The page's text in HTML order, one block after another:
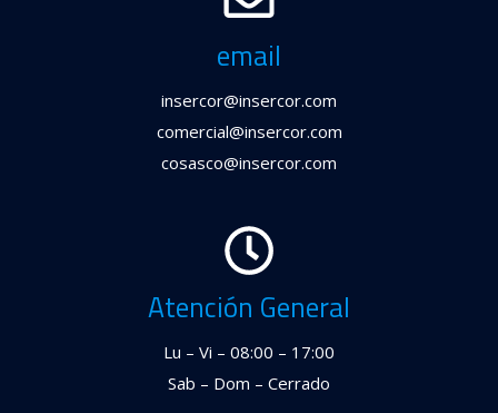
email
insercor@insercor.com
comercial@insercor.com
cosasco@insercor.com
Atención General
Lu – Vi – 08:00 – 17:00
Sab – Dom – Cerrado